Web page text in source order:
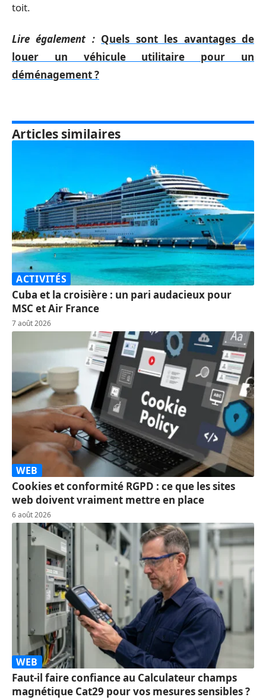
toit.
Lire également : Quels sont les avantages de
louer un véhicule utilitaire pour un
déménagement ?
Articles similaires
ACTIVITÉS
Cuba et la croisière : un pari audacieux pour
MSC et Air France
7 août 2026
WEB
Cookies et conformité RGPD : ce que les sites
web doivent vraiment mettre en place
6 août 2026
WEB
Faut-il faire confiance au Calculateur champs
magnétique Cat29 pour vos mesures sensibles ?